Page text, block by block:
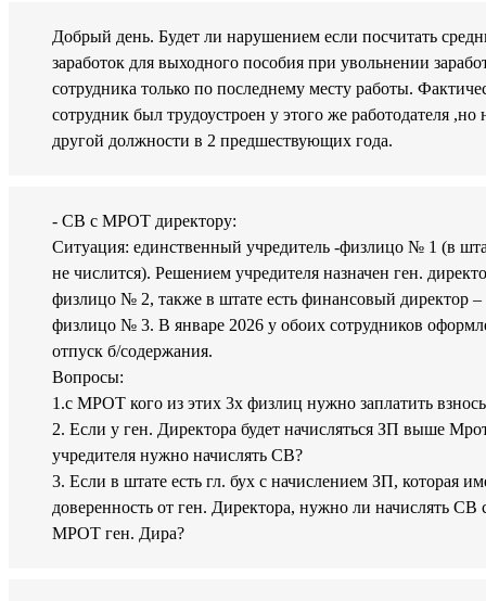
Добрый день. Будет ли нарушением если посчитать
заработок для выходного пособия при увольнении
сотрудника только по последнему месту работы.
сотрудник был трудоустроен у этого же работодателя ,но
другой должности в 2 предшествующих года.
- СВ с МРОТ директору:
Ситуация: единственный учредитель -физлицо № 1 (в
не числится). Решением учредителя назначен ген.
физлицо № 2, также в штате есть финансовый директор –
физлицо № 3. В январе 2026 у обоих сотрудников
отпуск б/содержания.
Вопросы:
1.с МРОТ кого из этих 3х физлиц нужно заплатить
2. Если у ген. Директора будет начисляться ЗП выше
учредителя нужно начислять СВ?
3. Если в штате есть гл. бух с начислением ЗП, которая
доверенность от ген. Директора, нужно ли начислять СВ
МРОТ ген. Дира?